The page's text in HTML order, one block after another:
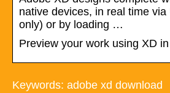
native devices, in real time
only) or by loading …
Preview your work using XD
Keywords: adobe xd download